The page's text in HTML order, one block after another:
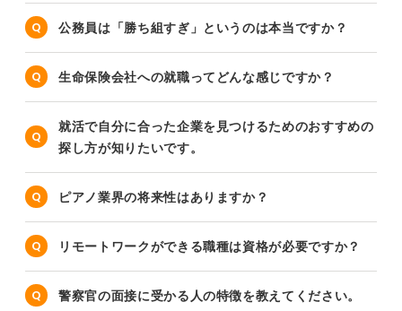
公務員は「勝ち組すぎ」というのは本当ですか？
生命保険会社への就職ってどんな感じですか？
就活で自分に合った企業を見つけるためのおすすめの
探し方が知りたいです。
ピアノ業界の将来性はありますか？
リモートワークができる職種は資格が必要ですか？
警察官の面接に受かる人の特徴を教えてください。